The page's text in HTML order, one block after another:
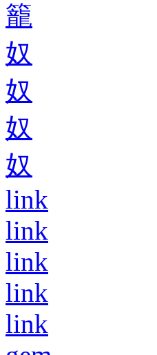
籠
奴
奴
奴
奴
link
link
link
link
link